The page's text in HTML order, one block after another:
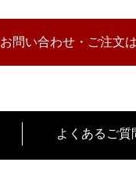
お問い合わせ・ご注文
よくあるご質